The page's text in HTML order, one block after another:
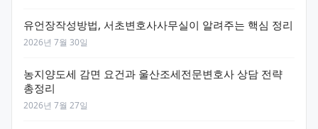
유언장작성방법, 서초변호사사무실이 알려주는 핵심 정리
2026년 7월 30일
농지양도세 감면 요건과 울산조세전문변호사 상담 전략
총정리
2026년 7월 27일